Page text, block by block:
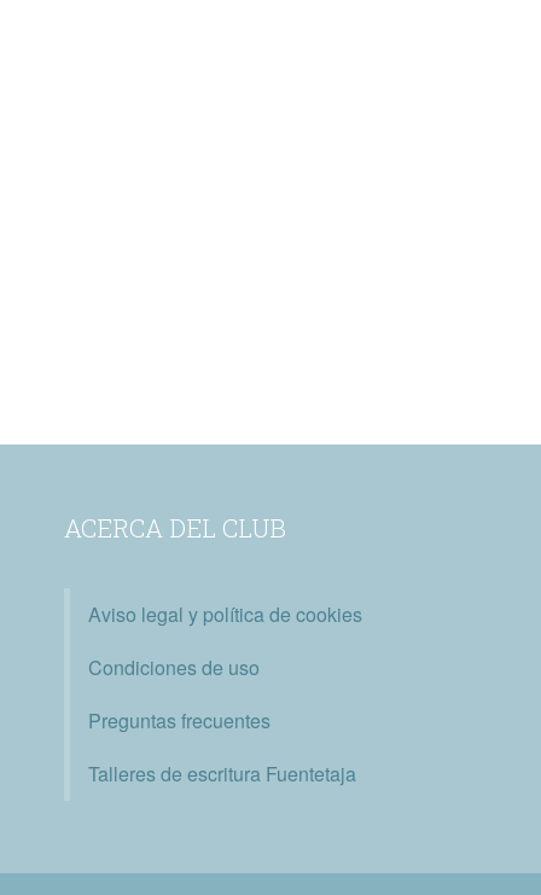
ACERCA DEL CLUB
Aviso legal y política de cookies
Condiciones de uso
Preguntas frecuentes
Talleres de escritura Fuentetaja